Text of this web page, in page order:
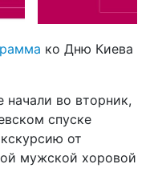
ко Дню Киева
начали во вторник,
спуске
от
мужской хоровой